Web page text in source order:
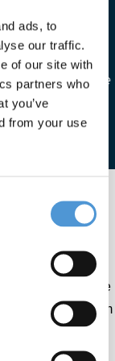
ads, to
our traffic.
of our site with
partners who
you’ve
from your use
kunnen we
wordt. Juist
haar
kunnen we nu de
ontwerpt,
al sinds 1981
Vanuit een
en ervaring
Systems mee
moet, maar om